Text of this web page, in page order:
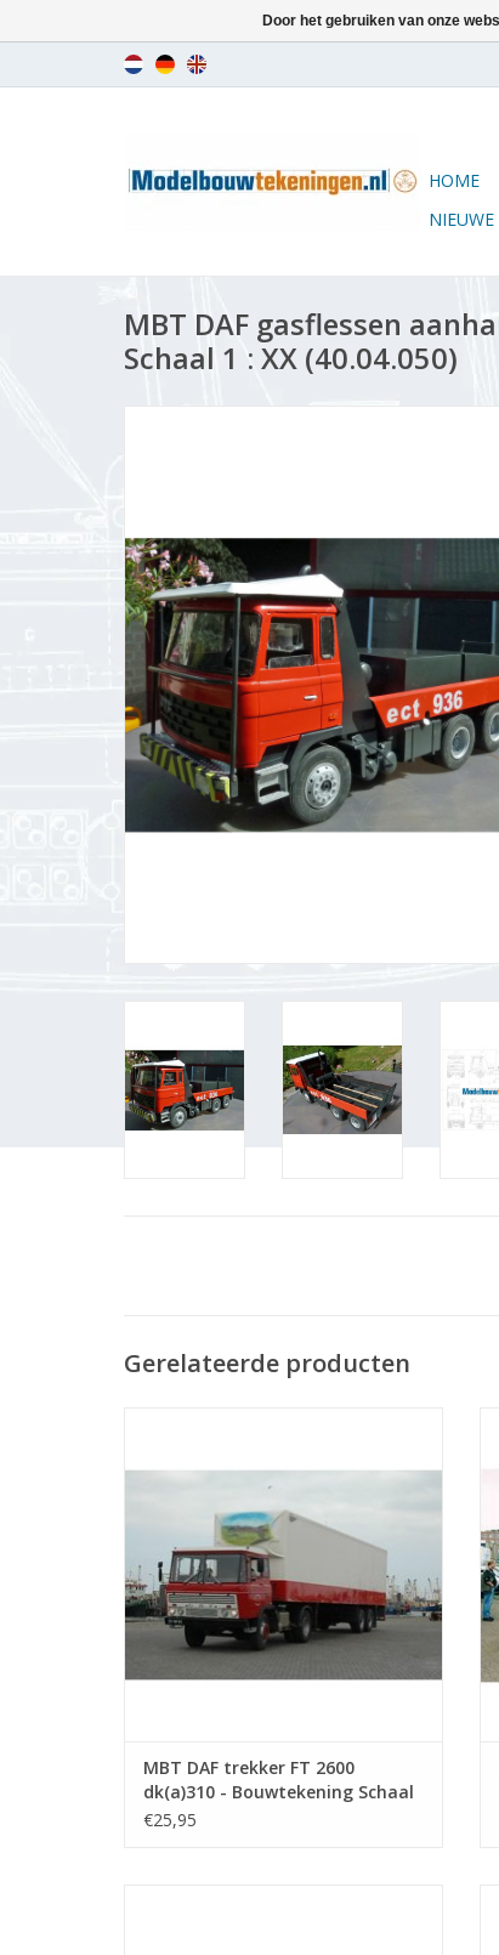
HOME
MBT DAF gasflessen
Schaal 1 : XX (40.04.050)
Gerelateerde producten
MBT DAF trekker FT 2600
dk(a)310 - Bouwtekening Schaal
1 : 25 (40.04.001)
€25,95
Door het gebruiken van onze